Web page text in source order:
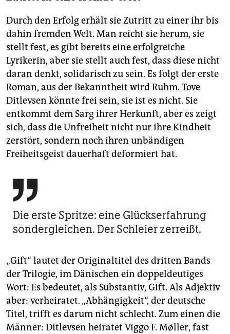
Durch den Erfolg erhält sie Zutritt zu einer ihr bis
dahin fremden Welt. Man reicht sie herum, sie
stellt fest, es gibt bereits eine erfolgreiche
Lyrikerin, aber sie stellt auch fest, dass diese nicht
daran denkt, solidarisch zu sein. Es folgt der erste
Roman, aus der Bekanntheit wird Ruhm. Tove
Ditlevsen könnte frei sein, sie ist es nicht. Sie
entkommt dem Sarg ihrer Herkunft, aber es zeigt
sich, dass die Unfreiheit nicht nur ihre Kindheit
zerstört, sondern noch ihren unbändigen
Freiheitsgeist dauerhaft deformiert hat.

Die erste Spritze: eine Glückserfahrung
sondergleichen. Der Schleier zerreißt.
„Gift“ lautet der Originaltitel des dritten Bands
der Trilogie, im Dänischen ein doppeldeutiges
Wort: Es bedeutet, als Substantiv, Gift. Als Adjektiv
aber: verheiratet. „Abhängigkeit“, der deutsche
Titel, trifft es darum nicht schlecht. Zum einen die
Männer: Ditlevsen heiratet Viggo F. Møller, fast